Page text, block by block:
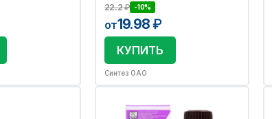
22.2₽ -10%
от19.98₽
КУПИТЬ
Синтез ОАО